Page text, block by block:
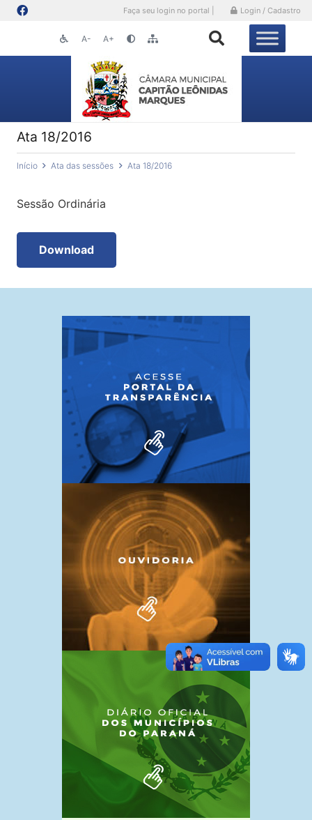
Faça seu login no portal | Login / Cadastro
A- A+
Ata 18/2016
Início Ata das sessões Ata 18/2016
Sessão Ordinária
Download